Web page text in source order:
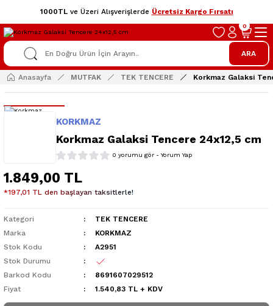
1000TLve Üzeri Alışverişlerde Ücretsiz Kargo Fırsatı
ARA
0
Anasayfa MUTFAK TEK TENCERE Korkmaz Galaksi
KORKMAZ
Korkmaz Galaksi Tencere 24x12,5 cm
0 yorumu gör - Yorum Yap
1.849,00 TL
*197,01 TL den başlayan taksitlerle!
Kategori
TEK TENCERE
Marka
KORKMAZ
Stok Kodu
A2951
Stok Durumu
Barkod Kodu
8691607029512
Fiyat
1.540,83 TL + KDV